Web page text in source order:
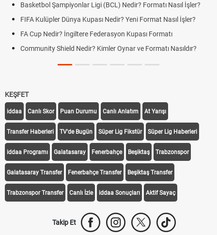
Şampiyonlar Ligi (BCL) Nedir? Formatı Nasıl İşler?
Dünya Kupası Nedir? Yeni Format Nasıl İşler?
İngiltere Federasyon Kupası Formatı
Shield Nedir? Kimler Oynar ve Formatı Nasıldır?
Voleybol
UEFA
KEŞFET
iddaa Canlı Skor Puan Durumu Canlı Anlatım At Yarışı
Transfer Haberleri TV'de Bugün Süper Lig Fikstür Süper Lig Haberleri
iddaa Programı Galatasaray Fenerbahçe Beşiktaş Trabzonspor
Galatasaray Transfer Fenerbahçe Transfer Beşiktaş Transfer
Canlı İzle iddaa Sonuçları Aktif Sayaç